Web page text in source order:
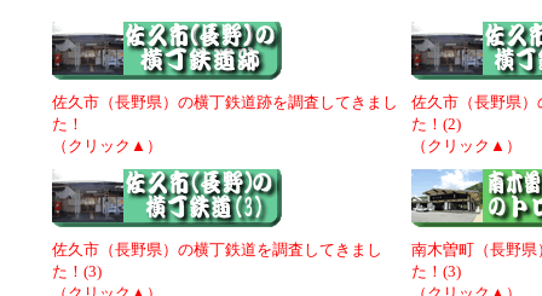
佐久市（長野県）の横丁鉄道跡を調査してきまし
た！
（クリック▲）
佐久市（長野県
た！(2)
（クリック▲）
佐久市（長野県）の横丁鉄道を調査してきまし
た！(3)
南木曽町（長野
た！(3)